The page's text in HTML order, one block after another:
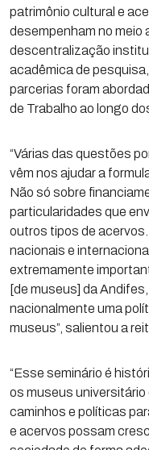
patrimônio cultural e
desempenham no meio
descentralização
acadêmica de
parcerias foram
de Trabalho ao longo
“Várias das questões
vêm nos ajudar a
Não só sobre
particularidades que
outros tipos de
nacionais e
extremamente
[de museus] da
nacionalmente uma
museus”, salientou a
“Esse seminário é
os museus universitário
caminhos e políticas
e acervos possam